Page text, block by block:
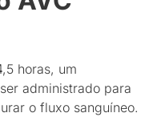
horas, um
administrado para
o fluxo sanguíneo.